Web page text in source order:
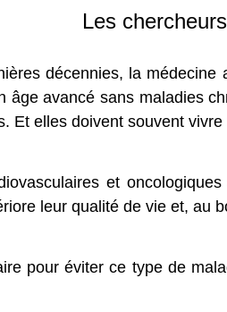
Les
décennies, la
âge avancé sans maladies
Et elles doivent souvent
et
leur qualité de vie et, au
pour éviter ce type de